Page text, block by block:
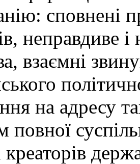
сповнені
неправдиве
взаємні
на адресу
повної
креаторів